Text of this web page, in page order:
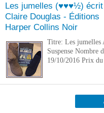
Les jumelles (♥♥♥½)
Claire Douglas - Éditions
Harper Collins Noir
Titre: Les jumelles
Suspense Nombre
19/10/2016 Prix